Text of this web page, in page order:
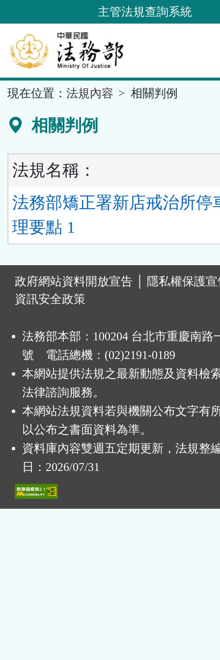
到
要
內
容
區
主管法規查詢系統
現在位置： 法規內容 相關判例
相關判例
法規名稱：
法務部矯正署新店戒治所停
理要點 1
政府網站資料開放宣告
隱私權保護
資訊安全政策
法務部本部：100204 台北市重慶南路
號 電話總機：(02)2191-0189
本網站提供法規之最新動態及資料檢
法律諮詢服務。
本網站法規資料若與機關公布文字有
以公布之書面資料為準。
資料庫內容雙週五定期更新，法規整
日：2026/07/31